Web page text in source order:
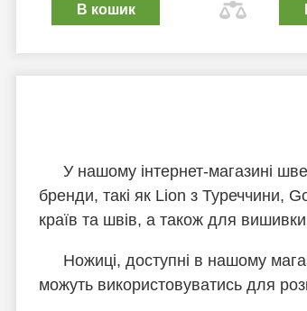
В кошик
У нашому інтернет-магазині
бренди, такі як Lion з Туреччини,
країв та швів, а також для
Ножиці, доступні в нашому
можуть використовуватись для